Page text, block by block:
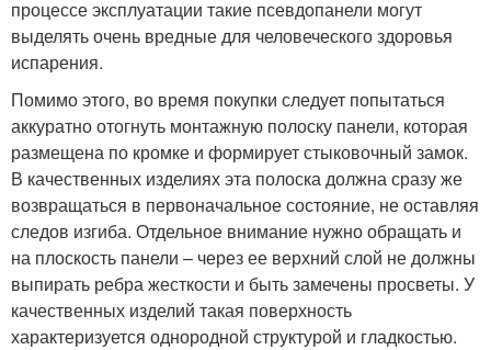
процессе эксплуатации такие псевдопанели могут
выделять очень вредные для человеческого здоровья
испарения.
Помимо этого, во время покупки следует попытаться
аккуратно отогнуть монтажную полоску панели, которая
размещена по кромке и формирует стыковочный замок.
В качественных изделиях эта полоска должна сразу же
возвращаться в первоначальное состояние, не оставляя
следов изгиба. Отдельное внимание нужно обращать и
на плоскость панели – через ее верхний слой не должны
выпирать ребра жесткости и быть замечены просветы. У
качественных изделий такая поверхность
характеризуется однородной структурой и гладкостью.